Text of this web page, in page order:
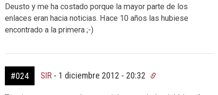
Deusto y me ha costado porque la mayor parte de los
enlaces eran hacia noticias. Hace 10 años las hubiese
encontrado a la primera ;-)
#024 SIR - 1 diciembre 2012 - 20:32